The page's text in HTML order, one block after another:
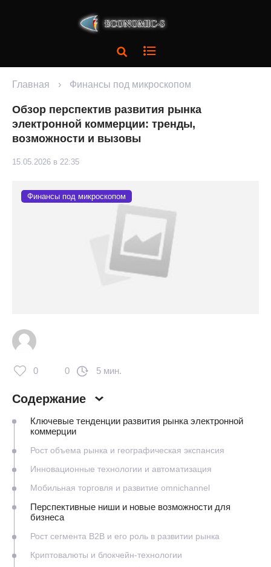
Главная › Финансы под микроскопом
Обзор перспектив развития рынка
электронной коммерции: тренды,
возможности и вызовы
15.05.2026 в 22:35
Финансы под микроскопом
0 0 5 мин.
Содержание
Ключевые тенденции развития рынка электронной
коммерции
Рост объема рынка и географическая экспансия
Инновационные технологии и автоматизация
Мобильная торговля и развитие omnichannel
Перспективные ниши и новые возможности для
бизнеса
Рост сегмента B2B и его роль в развитии рынка
Криптовалюты и блокчейн-технологии